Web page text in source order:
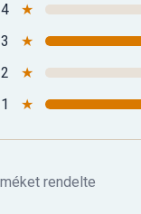
4
★
3
★
2
★
1
★
rendelte